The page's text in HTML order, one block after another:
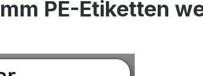
PE-Etiketten